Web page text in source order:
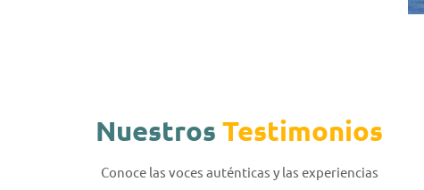
Nuestros Testimonios
Conoce las voces auténticas y las experiencias